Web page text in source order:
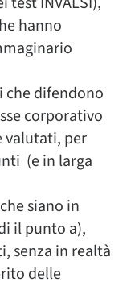
hanno
che difendono
corporativo
valutati, per
(e in larga
siano in
il punto a),
senza in realtà
delle